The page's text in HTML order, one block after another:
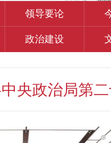
领导要论
政治建设
央政治局第